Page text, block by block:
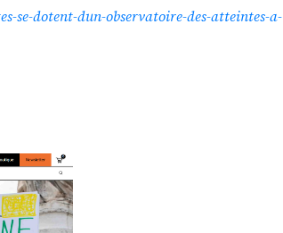
se-dotent-dun-observatoire-des-atteintes-a-